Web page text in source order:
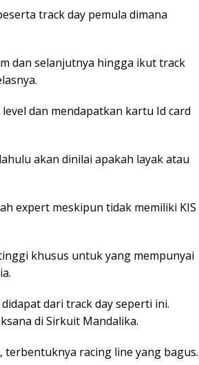
track day pemula dimana
dan selanjutnya hingga ikut track
dan mendapatkan kartu Id card
akan dinilai apakah layak atau
expert meskipun tidak memiliki KIS
khusus untuk yang mempunyai
dari track day seperti ini.
di Sirkuit Mandalika.
racing line yang bagus.